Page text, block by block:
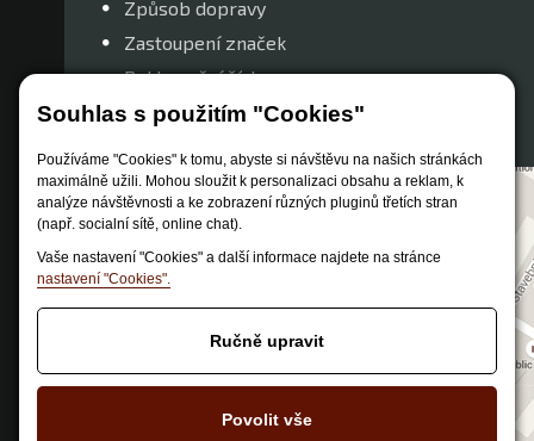
Souhlas s použitím "Cookies"
Používáme "Cookies" k tomu, abyste si návštěvu na našich stránkách
maximálně užili. Mohou sloužit k personalizaci obsahu a reklam, k
analýze návštěvnosti a ke zobrazení různých pluginů třetích stran
(např. socialní sítě, online chat).
Vaše nastavení "Cookies" a další informace najdete na stránce
nastavení "Cookies".
Ručně upravit
Povolit vše
Způsob dopravy
Zastoupení značek
Reklamační řád
Nastavení soukromí